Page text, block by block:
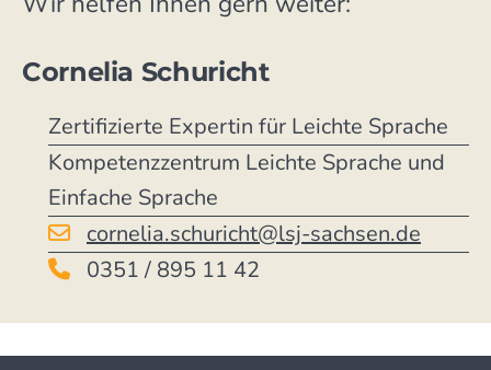
Cornelia Schuricht
Zertifizierte Expertin für Leichte Sprache
Kompetenzzentrum Leichte Sprache und
Einfache Sprache
cornelia.schuricht@lsj-sachsen.de
0351 / 895 11 42